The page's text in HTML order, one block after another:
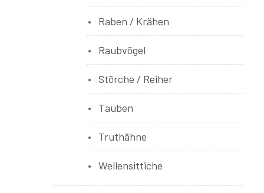
Raben / Krähen
Raubvögel
Störche / Reiher
Tauben
Truthähne
Wellensittiche